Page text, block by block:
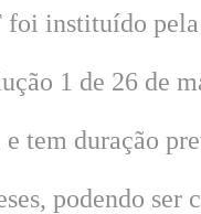
foi instituído pela
1 de 26 de
e tem duração
podendo ser